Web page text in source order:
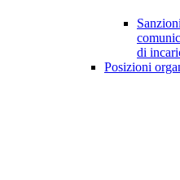
di
Posizioni